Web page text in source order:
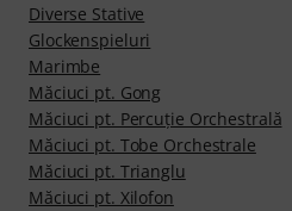
Diverse Stative
Glockenspieluri
Marimbe
Măciuci pt. Gong
Măciuci pt. Percuţie Orchestrală
Măciuci pt. Tobe Orchestrale
Măciuci pt. Trianglu
Măciuci pt. Xilofon